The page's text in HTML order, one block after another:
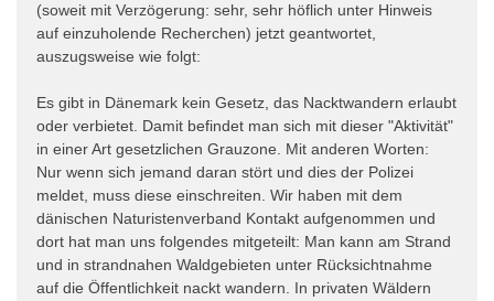
(soweit mit Verzögerung: sehr, sehr höflich unter Hinweis
auf einzuholende Recherchen) jetzt geantwortet,
auszugsweise wie folgt:
Es gibt in Dänemark kein Gesetz, das Nacktwandern erlaubt
oder verbietet. Damit befindet man sich mit dieser "Aktivität"
in einer Art gesetzlichen Grauzone. Mit anderen Worten:
Nur wenn sich jemand daran stört und dies der Polizei
meldet, muss diese einschreiten. Wir haben mit dem
dänischen Naturistenverband Kontakt aufgenommen und
dort hat man uns folgendes mitgeteilt: Man kann am Strand
und in strandnahen Waldgebieten unter Rücksichtnahme
auf die Öffentlichkeit nackt wandern. In privaten Wäldern